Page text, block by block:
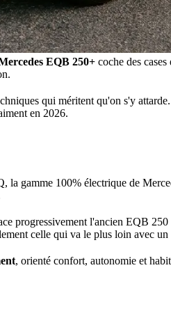
EQB 250+ coche des
qui méritent qu'on s'y
en 2026.
gamme 100% électrique de
progressivement l'ancien EQB
celle qui va le plus loin avec
, orienté confort, autonomie et